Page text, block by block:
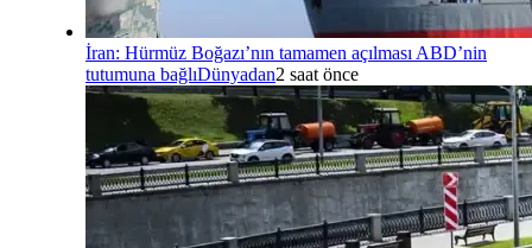
İran: Hürmüz Boğazı’nın tamamen açılması ABD’nin
tutumuna bağlıDünyadan2 saat önce